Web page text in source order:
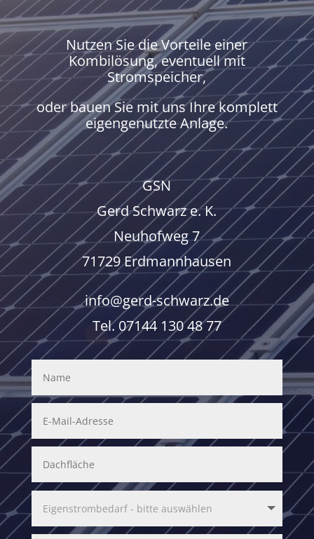
Nutzen Sie die Vorteile einer
Kombilösung, eventuell mit
Stromspeicher,
oder bauen Sie mit uns Ihre komplett
eigengenutzte Anlage.
GSN
Gerd Schwarz e. K.
Neuhofweg 7
71729 Erdmannhausen
info@gerd-schwarz.de
Tel.07144 130 48 77